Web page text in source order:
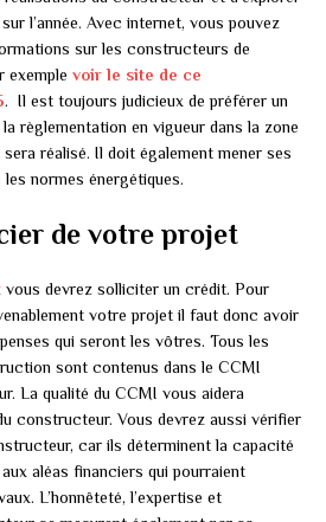
l’année. Avec internet, vous pouvez
sur les constructeurs de
exemple voir le site de ce
. Il est toujours judicieux de préférer un
règlementation en vigueur dans la zone
réalisé. Il doit également mener ses
normes énergétiques.
de votre projet
vous devrez solliciter un crédit. Pour
votre projet il faut donc avoir
qui seront les vôtres. Tous les
sont contenus dans le CCMI
La qualité du CCMI vous aidera
constructeur. Vous devrez aussi vérifier
car ils déterminent la capacité
aléas financiers qui pourraient
L’honnêteté, l’expertise et